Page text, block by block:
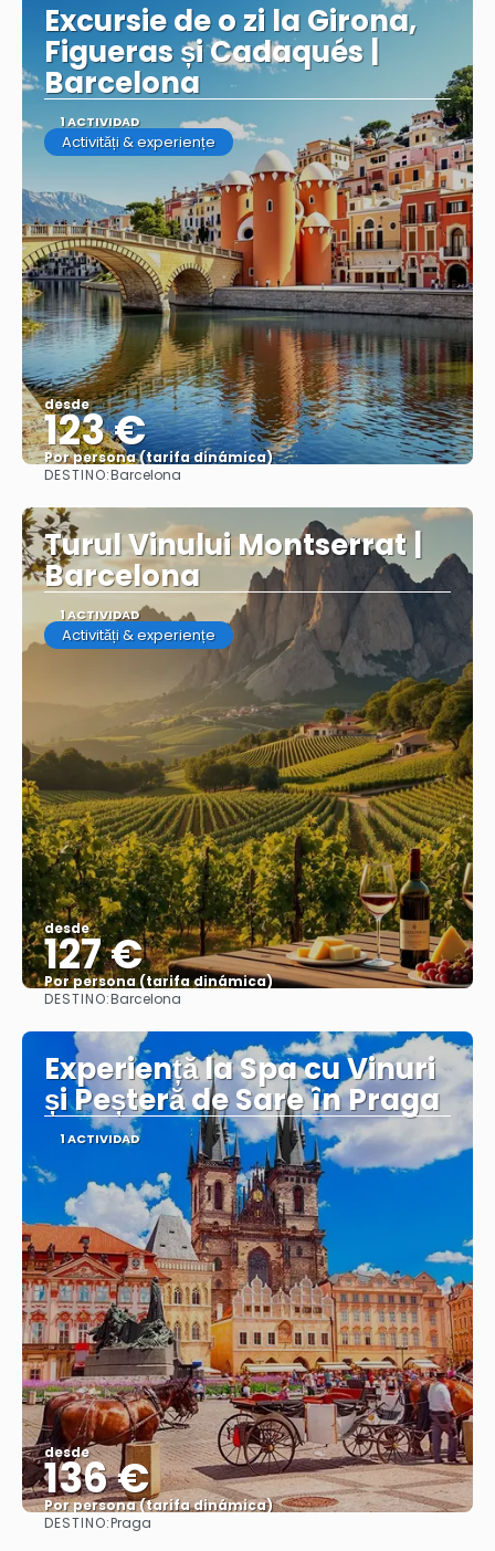
Excursie de o zi la Girona,
Figueras și Cadaqués |
Barcelona
1 ACTIVIDAD
Activități & experiențe
desde
123 €
Por persona (tarifa dinámica)
DESTINO:Barcelona
Turul Vinului Montserrat |
Barcelona
1 ACTIVIDAD
Activități & experiențe
desde
127 €
Por persona (tarifa dinámica)
DESTINO:Barcelona
Experiență la Spa cu Vinuri
și Peșteră de Sare în Praga
1 ACTIVIDAD
desde
136 €
Por persona (tarifa dinámica)
DESTINO:Praga